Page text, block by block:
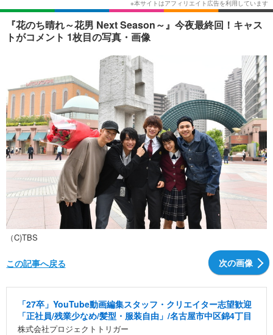
韓国・芸能
音楽 スポーツ
ショッピング
ライフTOP グルメ
ペット ショッピング
リリース一覧
プッシュ通知の停止方法
『花のち晴れ～花男 Next Season～』今夜最終回！キャス
トがコメント 1枚目の写真・画像
（C)TBS
次の画像
この記事へ戻る
「27卒」YouTube動画編集スタッフ・クリエイター志望歓迎
「正社員/残業少なめ/髪型・服装自由」/名古屋市中区錦4丁目
株式会社プロジェクトトリガー